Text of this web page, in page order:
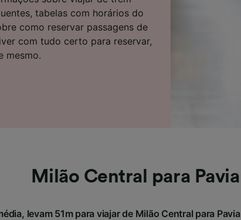
tabelas com horários do
como reservar passagens de
com tudo certo para reservar,
mesmo.
Milão Central para
levam 51m para viajar de Milão Central para
Lista de parceiros (fornecedores)